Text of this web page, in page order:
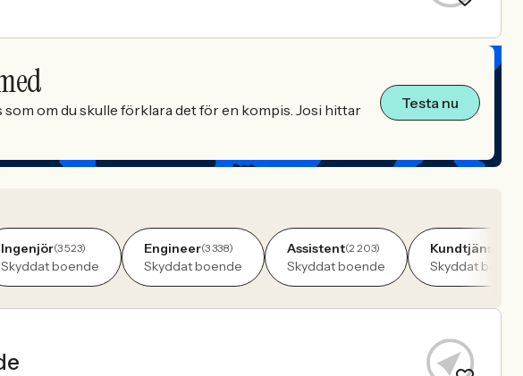
som om du skulle förklara det för en kompis. Josi hittar
Testa nu
Ingenjör(3 523)
Skyddat boende
Engineer(3 338)
Skyddat boende
Assistent(2 203)
Skyddat boende
Kundtjänst
Skyddat